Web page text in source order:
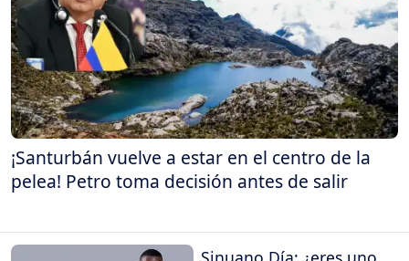
¡Santurbán vuelve a estar en el centro de la
pelea! Petro toma decisión antes de salir